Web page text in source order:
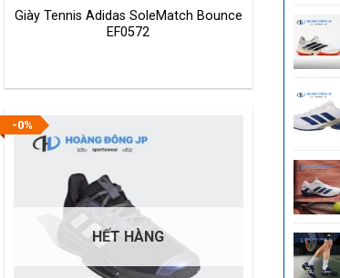
Giày Tennis Adidas SoleMatch Bounce
EF0572
-0%
HẾT HÀNG